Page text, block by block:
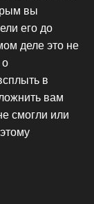
вы
его до
деле это не
о
в
вам
смогли или